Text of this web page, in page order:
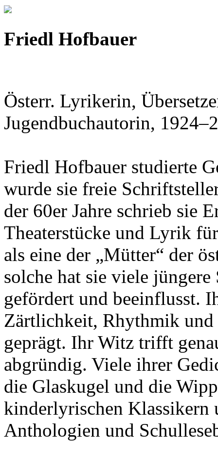
Friedl Hofbauer
Österr. Lyrikerin,
Jugendbuchautorin,
Friedl Hofbauer studierte
wurde sie freie
der 60er Jahre schrieb sie
Theaterstücke und Lyrik
als eine der „Mütter“ der
solche hat sie viele
gefördert und beeinflusst.
Zärtlichkeit, Rhythmik und
geprägt. Ihr Witz trifft
abgründig. Viele ihrer
die Glaskugel und die
kinderlyrischen Klassikern
Anthologien und